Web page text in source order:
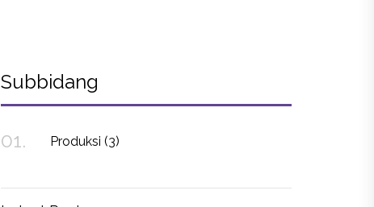
Subbidang
01. Produksi (3)